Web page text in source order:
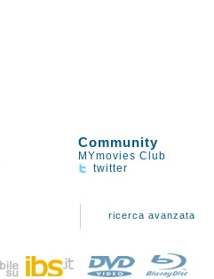
Community
MYmovies Club
twitter
ricerca avanzata